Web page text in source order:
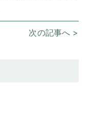
次の記事へ >